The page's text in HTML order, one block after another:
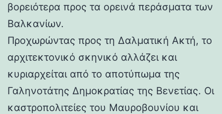
βορειότερα προς τα ορεινά περάσματα των
Βαλκανίων.
Προχωρώντας προς τη Δαλματική Ακτή, το
αρχιτεκτονικό σκηνικό αλλάζει και
κυριαρχείται από το αποτύπωμα της
Γαληνοτάτης Δημοκρατίας της Βενετίας. Οι
καστροπολιτείες του Μαυροβουνίου και